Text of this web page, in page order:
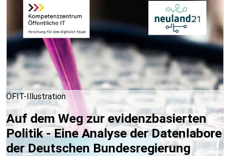
ÖFIT-Illustration
Auf dem Weg zur evidenzbasierten
Politik - Eine Analyse der Datenlabore
der Deutschen Bundesregierung